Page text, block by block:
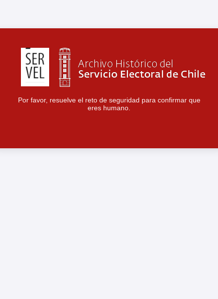
Por favor, resuelve el reto de seguridad para confirmar que
eres humano.